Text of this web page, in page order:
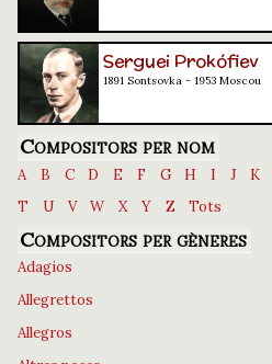
Serguei Prokófiev
1891 Sontsovka - 1953 Moscou
Compositors per nom
A B C D E F G H I J K
T
U V W X Y Z Tots
Compositors per gèneres
Adagios
Allegrettos
Allegros